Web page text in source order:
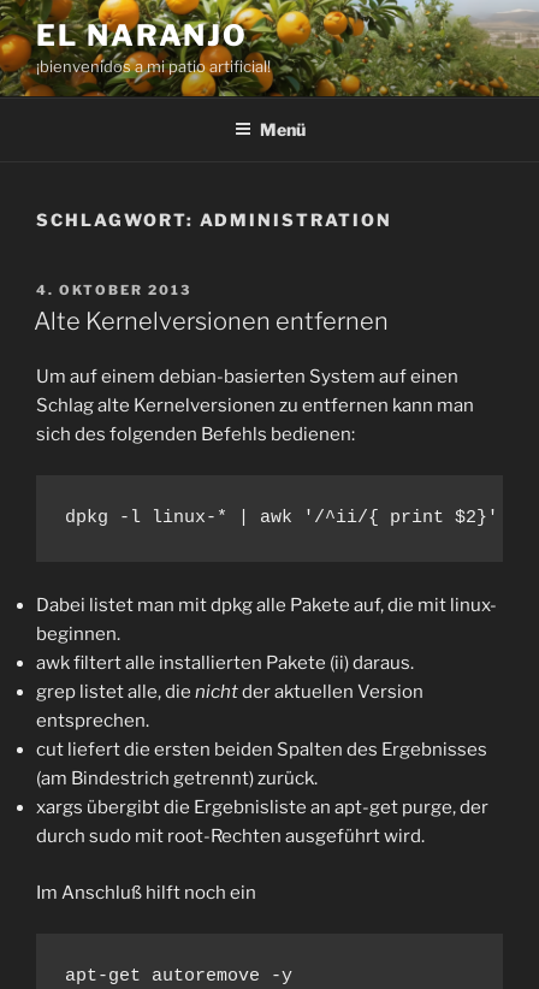
Zum
Inhalt
springen
EL NARANJO
¡bienvenidos a mi patio artificial!
Menü
SCHLAGWORT: ADMINISTRATION
VERÖFFENTLICHT
AM
4. OKTOBER 2013
Alte Kernelversionen entfernen
Um auf einem debian-basierten System auf einen
Schlag alte Kernelversionen zu entfernen kann man
sich des folgenden Befehls bedienen:
dpkg -l linux-* | awk '/^ii/{ print $2}' |
Dabei listet man mit dpkg alle Pakete auf, die mit linux-
beginnen.
awk filtert alle installierten Pakete (ii) daraus.
grep listet alle, die nichtder aktuellen Version
entsprechen.
cut liefert die ersten beiden Spalten des Ergebnisses
(am Bindestrich getrennt) zurück.
xargs übergibt die Ergebnisliste an apt-get purge, der
durch sudo mit root-Rechten ausgeführt wird.
Im Anschluß hilft noch ein
apt-get autoremove -y